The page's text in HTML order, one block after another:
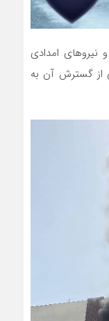
نیروهای امدادی
از گسترش آن به